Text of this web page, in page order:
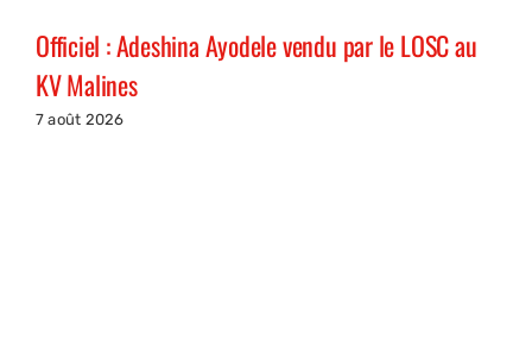
Officiel : Adeshina Ayodele vendu par le LOSC au
KV Malines
7 août 2026